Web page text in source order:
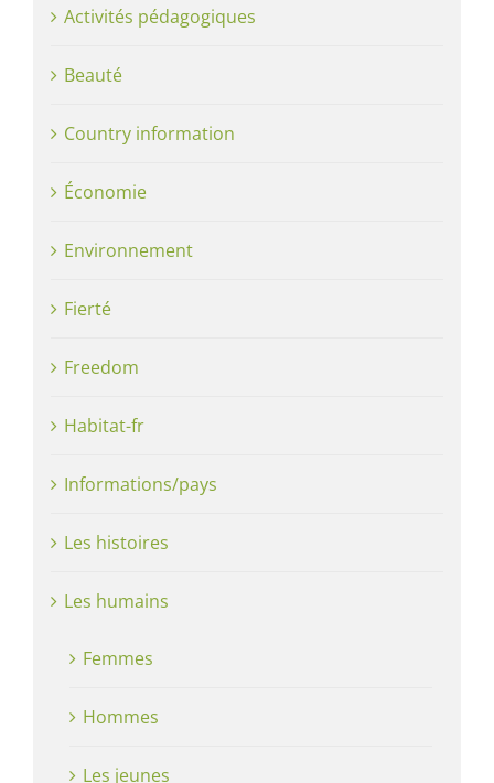
Activités pédagogiques
Beauté
Country information
Économie
Environnement
Fierté
Freedom
Habitat-fr
Informations/pays
Les histoires
Les humains
Femmes
Hommes
Les jeunes